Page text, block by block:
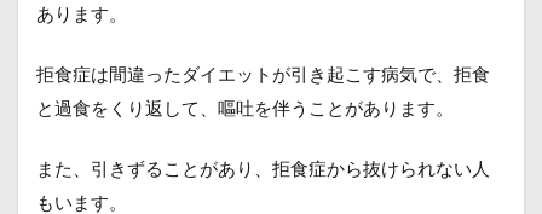
あります。
拒食症は間違ったダイエットが引き起こす病気で、拒食
と過食をくり返して、嘔吐を伴うことがあります。
また、引きずることがあり、拒食症から抜けられない人
もいます。